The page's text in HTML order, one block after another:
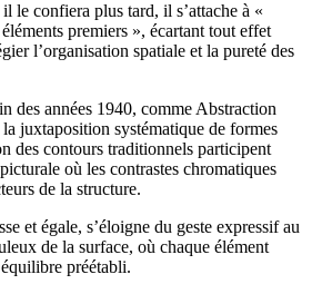
le confiera plus tard, il s’attache à «
premiers », écartant tout effet
l’organisation spatiale et la pureté des
des années 1940, comme Abstraction
juxtaposition systématique de formes
des contours traditionnels participent
où les contrastes chromatiques
de la structure.
et égale, s’éloigne du geste expressif au
de la surface, où chaque élément
préétabli.